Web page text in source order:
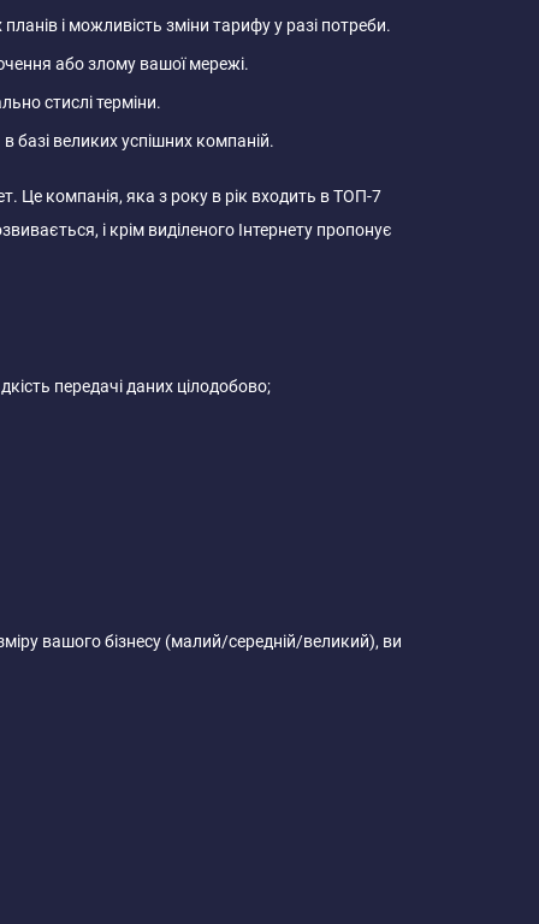
і можливість зміни тарифу у разі потреби.
або злому вашої мережі.
стислі терміни.
базі великих успішних компаній.
Це компанія, яка з року в рік входить в ТОП-7
і крім виділеного Інтернету пропонує
передачі даних цілодобово;
вашого бізнесу (малий/середній/великий), ви